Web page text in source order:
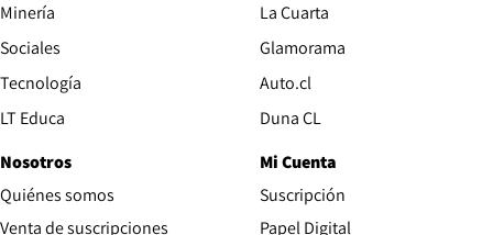
Minería
Sociales
Tecnología
LT Educa
La Cuarta
Glamorama
Auto.clOpens in new window
Duna CLOpens in new window
Nosotros
Quiénes somos
Venta de suscripciones
Mi Cuenta
Suscripción
Papel DigitalOpens in new